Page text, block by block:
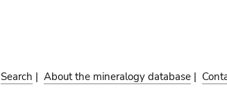
Search | About the mineralogy database |